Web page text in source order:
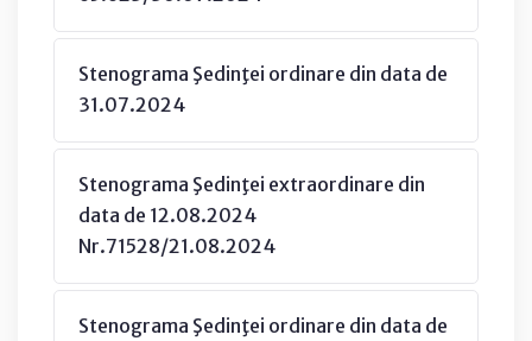
Stenograma Şedinţei ordinare din data de
31.07.2024
Stenograma Şedinţei extraordinare din
data de 12.08.2024
Nr.71528/21.08.2024
Stenograma Şedinţei ordinare din data de